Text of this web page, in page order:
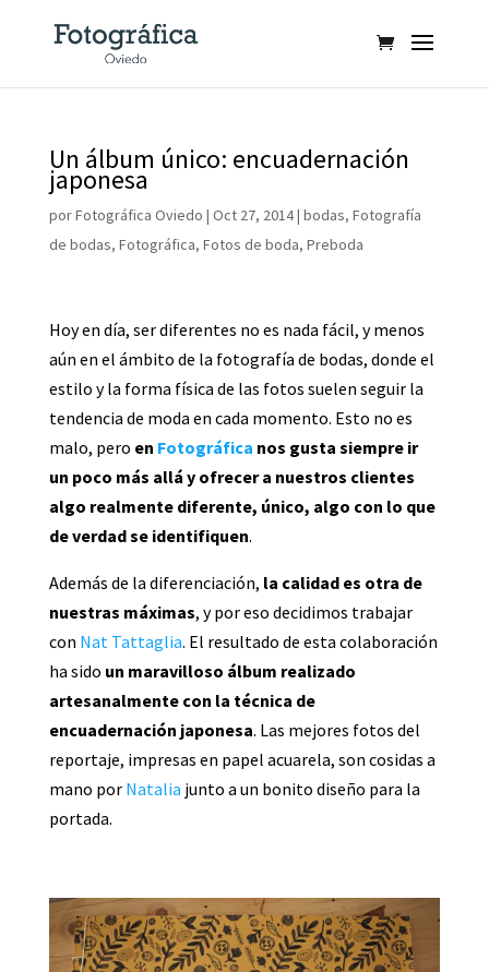
Un álbum único: encuadernación
japonesa
porFotográfica Oviedo | Oct 27, 2014| bodas, Fotografía
de bodas, Fotográfica, Fotos de boda, Preboda
Hoy en día, ser diferentes no es nada fácil, y menos
aún en el ámbito de la fotografía de bodas, donde el
estilo y la forma física de las fotos suelen seguir la
tendencia de moda en cada momento. Esto no es
malo, pero en Fotográfica nos gusta siempre ir
un poco más allá y ofrecer a nuestros clientes
algo realmente diferente, único, algo con lo que
de verdad se identifiquen.
Además de la diferenciación, la calidad es otra de
nuestras máximas, y por eso decidimos trabajar
con Nat Tattaglia. El resultado de esta colaboración
ha sido un maravilloso álbum realizado
artesanalmente con la técnica de
encuadernación japonesa. Las mejores fotos del
reportaje, impresas en papel acuarela, son cosidas a
mano por Natalia junto a un bonito diseño para la
portada.